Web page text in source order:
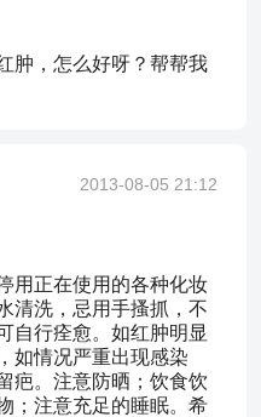
肿，怎么好呀？帮帮我
2013-08-05 21:12
用正在使用的各种化妆
清洗，忌用手搔抓，不
自行痊愈。如红肿明显
如情况严重出现感染
疤。注意防晒；饮食饮
；注意充足的睡眠。希